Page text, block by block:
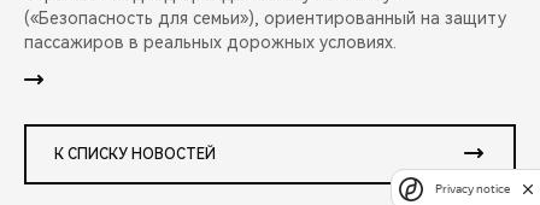
(«Безопасность для семьи»), ориентированный на защиту
пассажиров в реальных дорожных условиях.
К СПИСКУ НОВОСТЕЙ
Privacy notice